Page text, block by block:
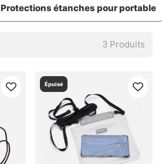
Protections étanches pour portable
3 Produits
Épuisé